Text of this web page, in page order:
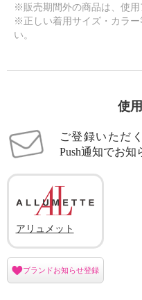
※販売期間外の商品は、使用
※正しい着用サイズ・カラー
い。
使
ご登録いただ
Push通知でお知
アリュメット
ブランドお知らせ登録